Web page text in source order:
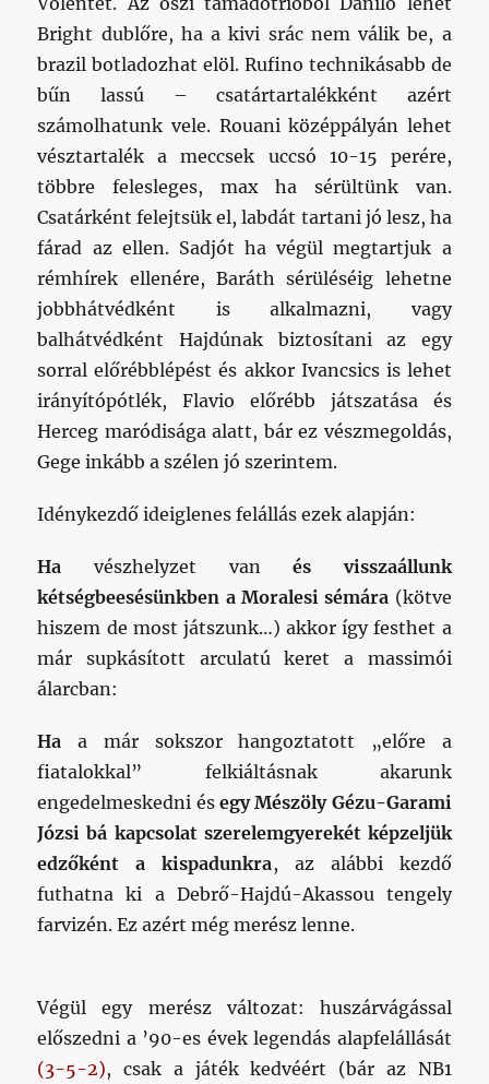
Bright dublőre, ha a kivi srác nem válik be, a
brazil botladozhat elöl. Rufino technikásabb de
bűn lassú – csatártartalékként azért
számolhatunk vele. Rouani középpályán lehet
vésztartalék a meccsek uccsó 10-15 perére,
többre felesleges, max ha sérültünk van.
Csatárként felejtsük el, labdát tartani jó lesz, ha
fárad az ellen. Sadjót ha végül megtartjuk a
rémhírek ellenére, Baráth sérüléséig lehetne
jobbhátvédként is alkalmazni, vagy
balhátvédként Hajdúnak biztosítani az egy
sorral előrébblépést és akkor Ivancsics is lehet
irányítópótlék, Flavio előrébb játszatása és
Herceg maródisága alatt, bár ez vészmegoldás,
Gege inkább a szélen jó szerintem.
Idénykezdő ideiglenes felállás ezek alapján:
Ha vészhelyzet vanés visszaállunk
kétségbeesésünkben a Moralesi sémára (kötve
hiszem de most játszunk…) akkor így festhet a
már supkásított arculatú keret a massimói
álarcban:
Ha a már sokszor hangoztatott „előre a
fiatalokkal” felkiáltásnak akarunk
engedelmeskedni és egy Mészöly Gézu-Garami
Józsi bá kapcsolat szerelemgyerekét képzeljük
edzőként a kispadunkra, az alábbi kezdő
futhatna ki a Debrő-Hajdú-Akassou tengely
farvizén. Ez azért még merész lenne.
Végül egy merész változat: huszárvágással
előszedni a ’90-es évek legendás alapfelállását
(3-5-2), csak a játék kedvéért (bár az NB1